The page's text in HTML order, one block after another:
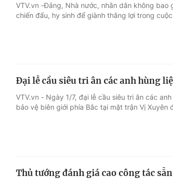
VTV.vn -Đảng, Nhà nước, nhân dân không
chiến đấu, hy sinh để giành thắng lợi trong
Đại lễ cầu siêu tri ân các anh hùng
VTV.vn - Ngày 1/7, đại lễ cầu siêu tri ân các
bảo vệ biên giới phía Bắc tại mặt trận Vị Xuyên
Thủ tướng đánh giá cao công tác